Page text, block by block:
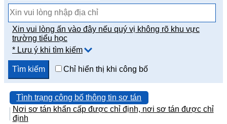
Xin vui lòng ấn vào đây nếu quý vị không rõ khu vực
trường tiểu học
* Lưu ý khi tìm kiếm
Chỉ hiển thị khi công bố
Tình trạng công bố thông tin sơ tán
Nơi sơ tán khẩn cấp được chỉ định, nơi sơ tán được chỉ
định